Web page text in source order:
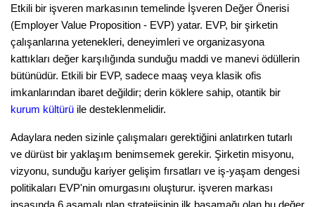
Etkili bir işveren markasının temelinde İşveren Değer Önerisi
(Employer Value Proposition - EVP) yatar. EVP, bir şirketin
çalışanlarına yetenekleri, deneyimleri ve organizasyona
kattıkları değer karşılığında sunduğu maddi ve manevi ödüllerin
bütünüdür. Etkili bir EVP, sadece maaş veya klasik ofis
kurum kültürü ile desteklenmelidir.
Adaylara neden sizinle çalışmaları gerektiğini anlatırken tutarlı
ve dürüst bir yaklaşım benimsemek gerekir. Şirketin misyonu,
vizyonu, sunduğu kariyer gelişim fırsatları ve iş-yaşam dengesi
politikaları EVP'nin omurgasını oluşturur. işveren markası